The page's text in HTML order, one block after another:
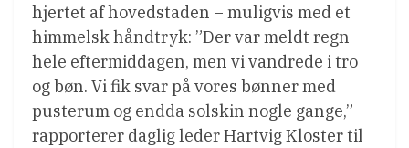
hjertet af hovedstaden – muligvis med et
himmelsk håndtryk: ”Der var meldt regn
hele eftermiddagen, men vi vandrede i tro
og bøn. Vi fik svar på vores bønner med
pusterum og endda solskin nogle gange,”
rapporterer daglig leder Hartvig Kloster til